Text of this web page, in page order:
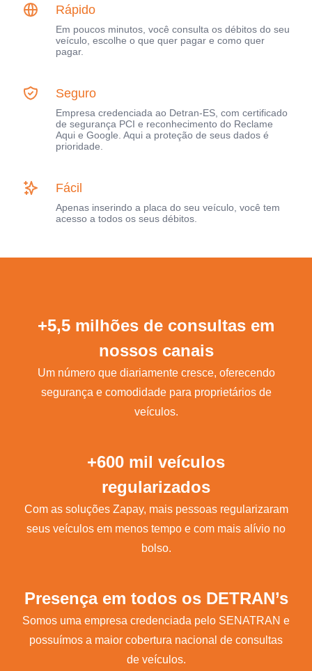
Rápido
Em poucos minutos, você consulta os débitos do seu
veículo, escolhe o que quer pagar e como quer
pagar.
Seguro
Empresa credenciada ao Detran-ES, com certificado
de segurança PCI e reconhecimento do Reclame
Aqui e Google. Aqui a proteção de seus dados é
prioridade.
Fácil
Apenas inserindo a placa do seu veículo, você tem
acesso a todos os seus débitos.
+5,5 milhões de consultas em
nossos canais
Um número que diariamente cresce, oferecendo
segurança e comodidade para proprietários de
veículos.
+600 mil veículos
regularizados
Com as soluções Zapay, mais pessoas regularizaram
seus veículos em menos tempo e com mais alívio no
bolso.
Presença em todos os DETRAN’s
Somos uma empresa credenciada pelo SENATRAN e
possuímos a maior cobertura nacional de consultas
de veículos.